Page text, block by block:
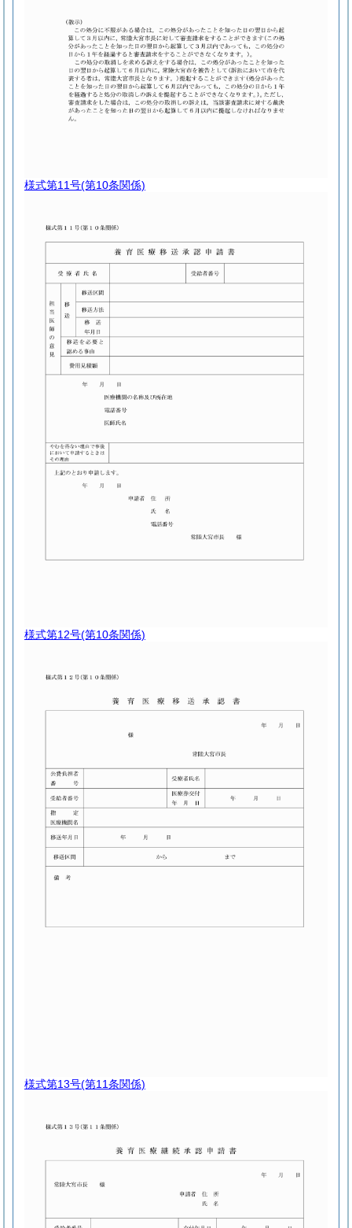
様式第11号(第10条関係)
様式第12号(第10条関係)
様式第13号(第11条関係)